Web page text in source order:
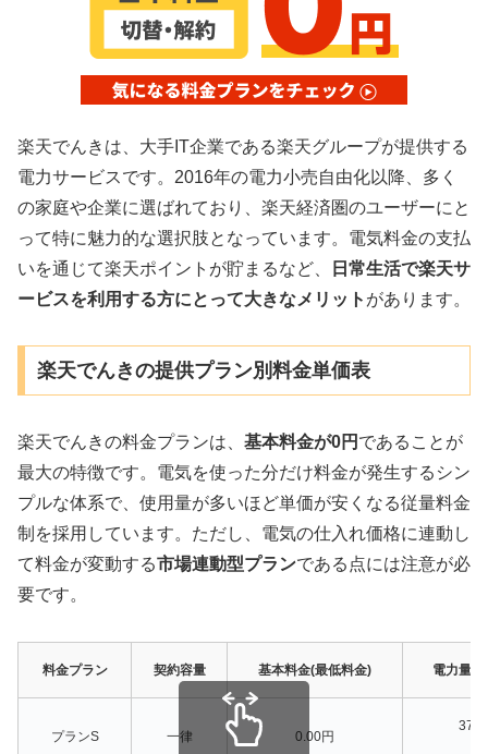
楽天でんきは、大手IT企業である楽天グループが提供する
電力サービスです。2016年の電力小売自由化以降、多く
の家庭や企業に選ばれており、楽天経済圏のユーザーにと
って特に魅力的な選択肢となっています。電気料金の支払
いを通じて楽天ポイントが貯まるなど、
日常生活で楽天サ
ービスを利用する方にとって大きなメリット があります。
楽天でんきの提供プラン別料金単価表
楽天でんきの料金プランは、 基本料金が0円 であることが
最大の特徴です。電気を使った分だけ料金が発生するシン
プルな体系で、使用量が多いほど単価が安くなる従量料金
制を採用しています。ただし、電気の仕入れ価格に連動し
て料金が変動する市場連動型プランである点には注意が必
要です。
料金プラン 契約容量 基本料金(最低料金) 電力量料
プランS 一律 0.00円